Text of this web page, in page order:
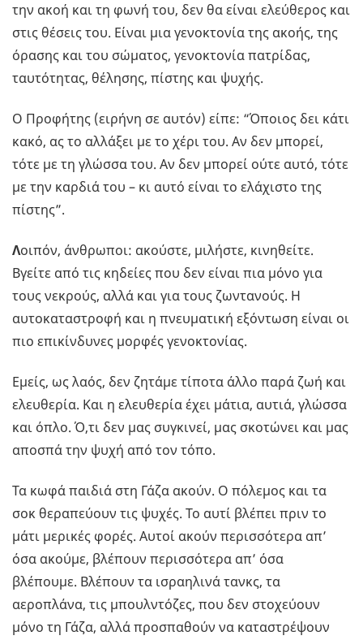
την ακοή και τη φωνή του, δεν θα είναι ελεύθερος και
στις θέσεις του. Είναι μια γενοκτονία της ακοής, της
όρασης και του σώματος, γενοκτονία πατρίδας,
ταυτότητας, θέλησης, πίστης και ψυχής.
Ο Προφήτης (ειρήνη σε αυτόν) είπε: “Όποιος δει κάτι
κακό, ας το αλλάξει με το χέρι του. Αν δεν μπορεί,
τότε με τη γλώσσα του. Αν δεν μπορεί ούτε αυτό, τότε
με την καρδιά του – κι αυτό είναι το ελάχιστο της
πίστης”.
Λοιπόν, άνθρωποι: ακούστε, μιλήστε, κινηθείτε.
Βγείτε από τις κηδείες που δεν είναι πια μόνο για
τους νεκρούς, αλλά και για τους ζωντανούς. Η
αυτοκαταστροφή και η πνευματική εξόντωση είναι οι
πιο επικίνδυνες μορφές γενοκτονίας.
Εμείς, ως λαός, δεν ζητάμε τίποτα άλλο παρά ζωή και
ελευθερία. Και η ελευθερία έχει μάτια, αυτιά, γλώσσα
και όπλο. Ό,τι δεν μας συγκινεί, μας σκοτώνει και μας
αποσπά την ψυχή από τον τόπο.
Τα κωφά παιδιά στη Γάζα ακούν. Ο πόλεμος και τα
σοκ θεραπεύουν τις ψυχές. Το αυτί βλέπει πριν το
μάτι μερικές φορές. Αυτοί ακούν περισσότερα απ’
όσα ακούμε, βλέπουν περισσότερα απ’ όσα
βλέπουμε. Βλέπουν τα ισραηλινά τανκς, τα
αεροπλάνα, τις μπουλντόζες, που δεν στοχεύουν
μόνο τη Γάζα, αλλά προσπαθούν να καταστρέψουν